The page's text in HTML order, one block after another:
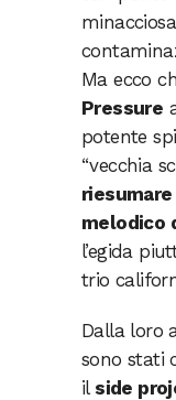
Ma ecco
Pressure
potente
“vecchia
melodico
l’egida
trio
Dalla loro
sono stati
il side